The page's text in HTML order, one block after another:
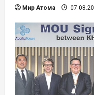
Мир Атома